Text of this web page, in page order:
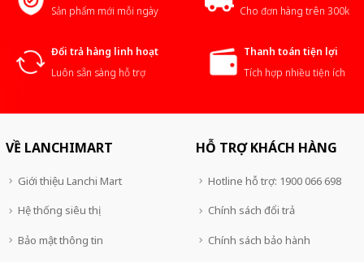
Sản phẩm mới mỗi ngày
Cho đơn hàng trên 300k
Đổi trả hàng linh hoạt
Luôn sẵn sàng hỗ trợ
Thanh toán tiện lợi
Tích hợp nhiều tiện ích
VỀ LANCHIMART
Giới thiệu Lanchi Mart
Hệ thống siêu thị
Bảo mật thông tin
HỖ TRỢ KHÁCH HÀNG
Hotline hỗ trợ: 1900 066 698
Chính sách đổi trả
Chính sách bảo hành